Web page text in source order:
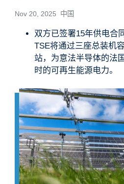
Nov 20, 2025 中国
双方已签署15年供电合
TSE将通过三座总装机
站，为意法半导体的法
时的可再生能源电力。